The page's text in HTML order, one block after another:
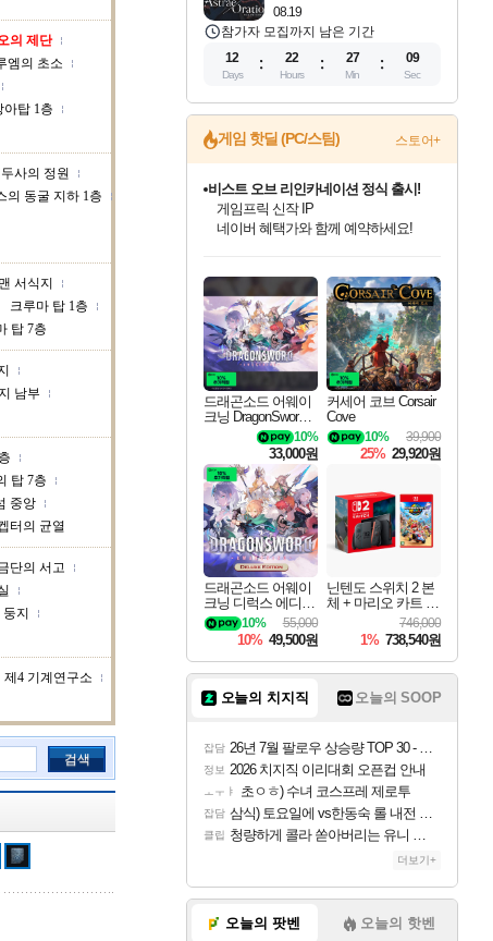
의 제단
엠의 초소
아탑 1층
사의 정원
의 동굴 지하 1층
서식지
크루마 탑 1층
탑 7층
남부
탑 7층
중앙
터의 균열
단의 서고
지
제4 기계연구소
검색
08.19
참가자 모집까지 남은 기간
12
Days
22
Hours
27
Min
08
Sec
게임 핫딜 (PC/스팀) 스토어+
네이버혜택과 함께 만나보세요!
50%할인&추가 적립까지!
이니&베니 혜택까지!
비스트 오브 리인카네이션 정식 출시!
게임프릭 신작 IP
네이버 혜택가와 함께 예약하세요!
할인&네이버혜택으로 만나보세요!
네이버페이 혜택과 만나보세요!
40주년 프로모션으로 만나보세요!
네이버 포인트 혜택까지!
할인가에 만나보세요!
일부 에디션 상시 할인!
혜택으로 예약 판매 중
편안하게 충전하세요
드래곤소드 어웨이
크닝 DragonSword A
10%
33,000원
커세어 코브 Corsair
Cove
39,900
10%
25% 29,920원
드래곤소드 어웨이
크닝 디럭스 에디션
DragonSword Awake
ning Deluxe Edition
55,000
10%
10% 49,500원
닌텐도 스위치 2 본
체 + 마리오 카트 월
746,000
1% 738,540원
오늘의 치지직 오늘의 SOOP
잡담 26년 7월 팔로우 상승량 TOP 30 - 월간 치지직
정보 2026 치지직 이리대회 오픈컵 안내
ㅗㅜㅑ 초ㅇㅎ) 수녀 코스프레 제로투
잡담 삼식) 토요일에 vs한동숙 롤 내전 예정
클립 청량하게 콜라 쏟아버리는 유니 ㅋㅋㅋ
더보기+
오늘의 팟벤 오늘의 핫벤